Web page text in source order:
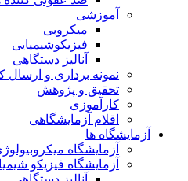
آموزشی
میکروبی
فیزیکوشیمیایی
آنالیز دستگاهی
نمونه برداری و
تحقیق و پژوهش
کارآموزی
اقلام آزمایشگاهی
آزمایشگاه ها
آزمایشگاه
آزمایشگاه فیزیکو